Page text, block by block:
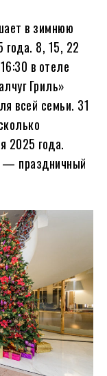
в зимнюю
года. 8, 15, 22
в отеле
Гриль»
всей семьи. 31
2025 года.
— праздничный